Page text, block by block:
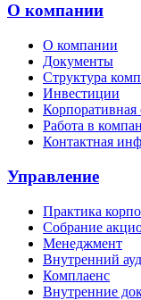
О компании
О компании
Документы
Структура
Инвестиции
Корпоративная
Работа в
Контактная
Управление
Практика
Собрание
Менеджмент
Внутренний
Комплаенс
Внутренние